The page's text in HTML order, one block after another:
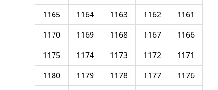
1161
1162
1163
1164
1165
1166
1167
1168
1169
1170
1171
1172
1173
1174
1175
1176
1177
1178
1179
1180